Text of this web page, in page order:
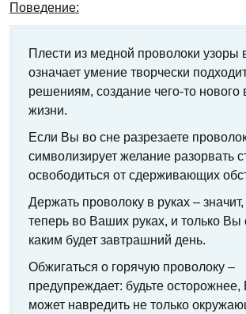
Поведение:
Плести из медной проволоки узоры
означает умение творчески
решениям, создание чего-то нового
жизни.
Если Вы во сне разрезаете
символизирует желание разорвать
освободиться от сдерживающих
Держать проволоку в руках – значит,
теперь во Ваших руках, и только Вы
каким будет завтрашний день.
Обжигаться о горячую проволоку –
предупреждает: будьте
может навредить не только